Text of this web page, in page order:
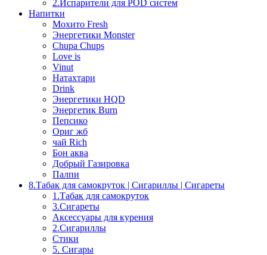
2.Испарители для POD систем
Напитки
Мохито Fresh
Энергетики Monster
Chupa Chups
Love is
Vinut
Натахтари
Drink
Энергетики HQD
Энергетик Burn
Пепсико
Ориг жб
чай Rich
Бон аква
Добрый Газировка
Палпи
8.Табак для самокруток | Сигариллы | Cигареты
1.Табак для самокруток
3.Сигареты
Аксессуары для курения
2.Сигариллы
Стики
5. Сигары